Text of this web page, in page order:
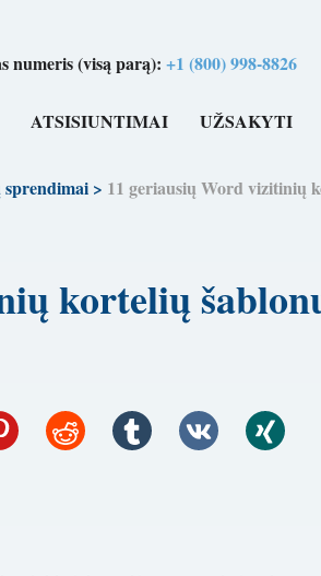
numeris (visą parą):+1 (800) 998-8826
ATSISIUNTIMAI UŽSAKYTI
> 11 geriausių Word vizitinių
kortelių